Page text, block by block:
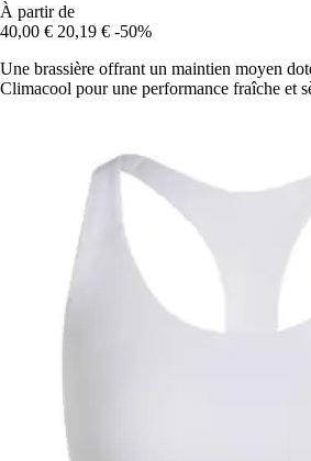
À partir de
40,00 € 20,19 € -50%
Une brassière offrant un maintien moyen
Climacool pour une performance fraîche et